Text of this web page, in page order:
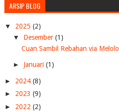
ARSIP BLOG
▼ 2025 (2)
▼ Desember (1)
Cuan Sambil Rebahan via Melolo
► Januari (1)
► 2024 (8)
► 2023 (9)
► 2022 (2)